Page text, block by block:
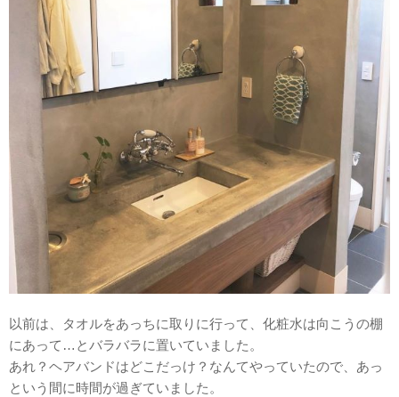
以前は、タオルをあっちに取りに行って、化粧水は向こうの棚
にあって…とバラバラに置いていました。
あれ？ヘアバンドはどこだっけ？なんてやっていたので、あっ
という間に時間が過ぎていました。